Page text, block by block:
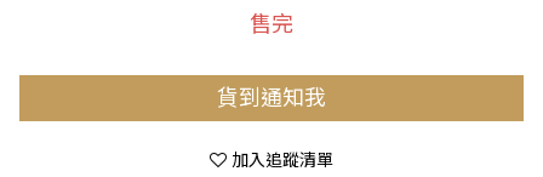
售完
貨到通知我
加入追蹤清單